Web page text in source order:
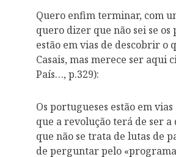
Quero enfim terminar, com
quero dizer que não sei se os
estão em vias de descobrir o
Casais, mas merece ser aqui
País…, p.329):
Os portugueses estão em
que a revolução terá de ser a
que não se trata de lutas de
de perguntar pelo